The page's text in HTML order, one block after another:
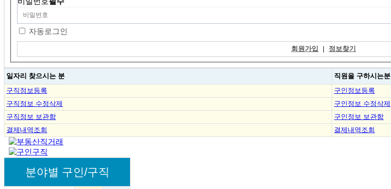
자동로그인
회원가입 | 정보찾기
일자리 찾으시는 분 직원을 구하시는분
구직정보등록
구인정보등록
구직정보 수정삭제
구인정보 수정삭제
구직정보 보관함
구인정보 보관함
결제내역조회
결제내역조회
분야별 구인/구직